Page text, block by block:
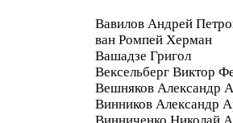
Вавилов Андрей
ван Ромпей Херман
Вашадзе Григол
Вексельберг Виктор
Вешняков Александр
Винников Александр